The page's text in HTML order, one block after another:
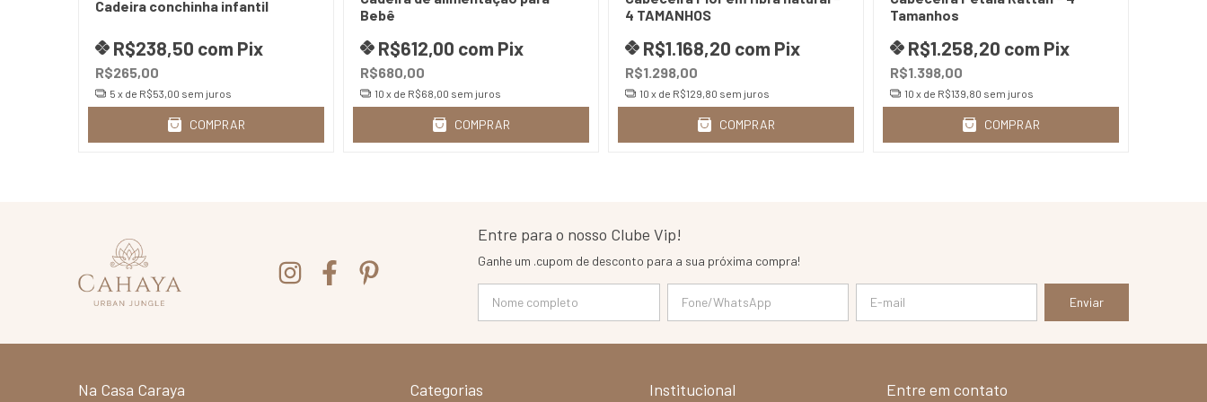
Cadeira conchinha infantil
R$265,00
R$238,50 com Pix
5 x de R$53,00 sem juros
COMPRAR
Bebê
R$680,00
R$612,00 com Pix
10 x de R$68,00 sem juros
COMPRAR
4 TAMANHOS
R$1.298,00
R$1.168,20 com Pix
10 x de R$129,80 sem juros
COMPRAR
Tamanhos
R$1.398,00
R$1.258,20 com Pix
10 x de R$139,80 sem juros
COMPRAR
Entre para o nosso Clube Vip!
Ganhe um .cupom de desconto para a sua próxima compra!
Na Casa Caraya Categorias Institucional Entre em contato